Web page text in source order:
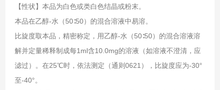
【性状】本品为白色或类白色结晶或粉末。
本品在乙醇-水（50∶50）的混合溶液中易溶。
比旋度取本品，精密称定，用乙醇-水（50∶50）的混合溶液溶
解并定量稀释制成每1ml含10.0mg的溶液（如溶液不澄清，应
滤过）。在25℃时，依法测定（通则0621），比旋度应为-30°
至-40°。